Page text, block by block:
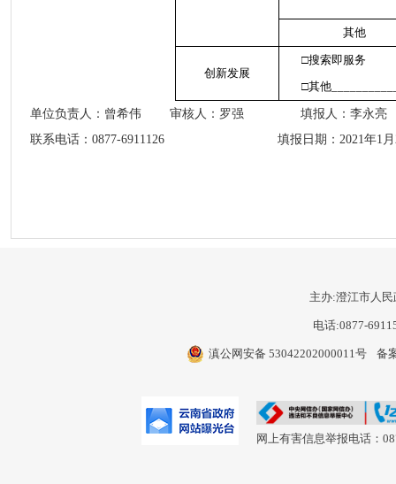
其他
创新发展
□搜索即服务
□其他
单位负责人： 曾希伟 审核人： 罗强 填报人： 李永亮
联系电话： 0877-6911126 填报日期： 2021年1 月
主办:澄江市人民
电话:0877-
滇公网安备 53042202000011号 备
网上有害信息举报电话：